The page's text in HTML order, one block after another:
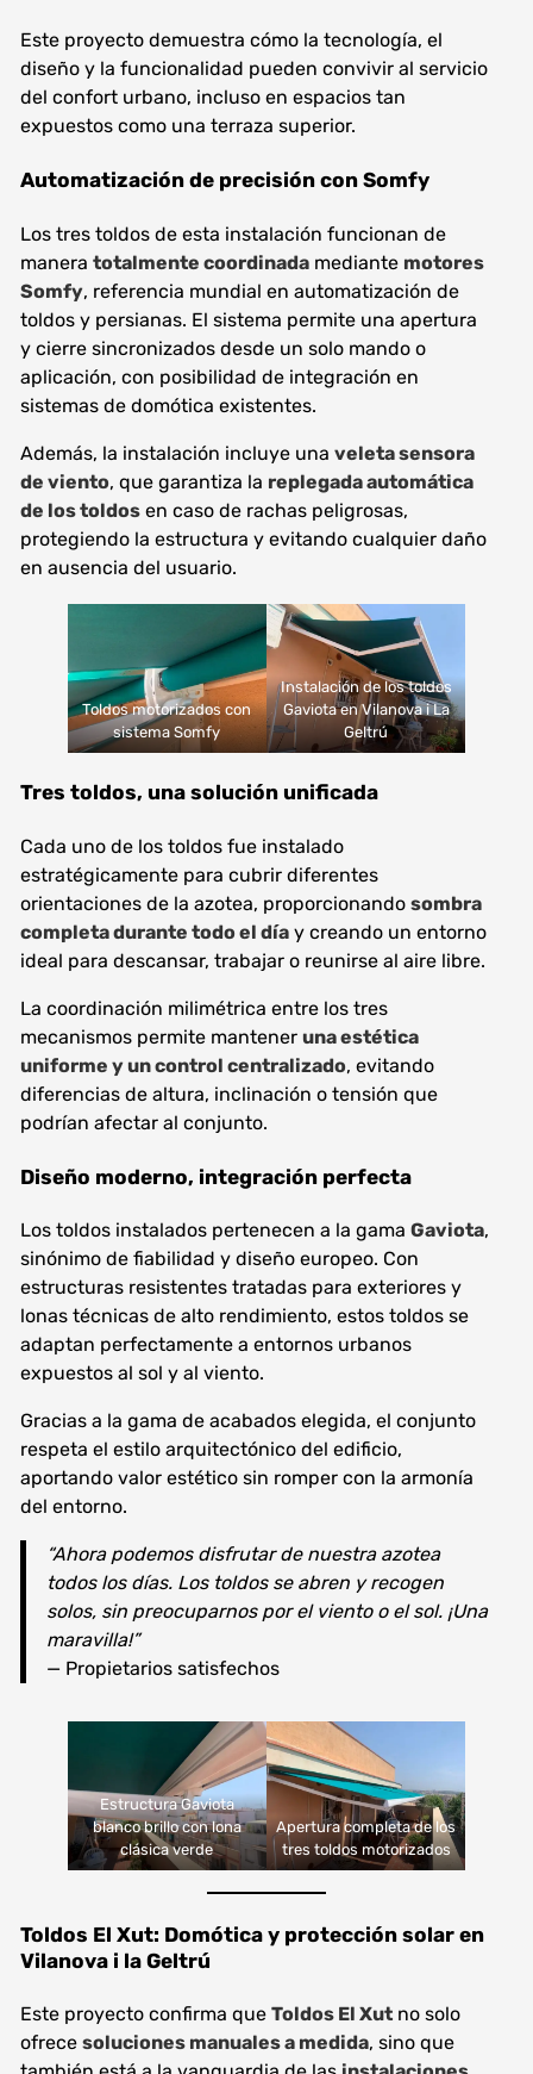
Este proyecto demuestra cómo la tecnología, el
diseño y la funcionalidad pueden convivir al servicio
del confort urbano, incluso en espacios tan
expuestos como una terraza superior.
Automatización de precisión con Somfy
Los tres toldos de esta instalación funcionan de
manera totalmente coordinadamediante motores
Somfy, referencia mundial en automatización de
toldos y persianas. El sistema permite una apertura
y cierre sincronizados desde un solo mando o
aplicación, con posibilidad de integración en
sistemas de domótica existentes.
Además, la instalación incluye una veleta sensora
de viento, que garantiza la replegada automática
de los toldosen caso de rachas peligrosas,
protegiendo la estructura y evitando cualquier daño
en ausencia del usuario.
Toldos motorizados con
sistema Somfy
Instalación de los toldos
Gaviota en Vilanova i La
Geltrú
Tres toldos, una solución unificada
Cada uno de los toldos fue instalado
estratégicamente para cubrir diferentes
orientaciones de la azotea, proporcionando sombra
completa durante todo el díay creando un entorno
ideal para descansar, trabajar o reunirse al aire libre.
La coordinación milimétrica entre los tres
mecanismos permite mantener una estética
uniforme y un control centralizado, evitando
diferencias de altura, inclinación o tensión que
podrían afectar al conjunto.
Diseño moderno, integración perfecta
Los toldos instalados pertenecen a la gama Gaviota,
sinónimo de fiabilidad y diseño europeo. Con
estructuras resistentes tratadas para exteriores y
lonas técnicas de alto rendimiento, estos toldos se
adaptan perfectamente a entornos urbanos
expuestos al sol y al viento.
Gracias a la gama de acabados elegida, el conjunto
respeta el estilo arquitectónico del edificio,
aportando valor estético sin romper con la armonía
del entorno.
“Ahora podemos disfrutar de nuestra azotea
todos los días. Los toldos se abren y recogen
solos, sin preocuparnos por el viento o el sol. ¡Una
maravilla!”
— Propietarios satisfechos
Estructura Gaviota
blanco brillo con lona
clásica verde
Apertura completa de los
tres toldos motorizados
Toldos El Xut: Domótica y protección solar en
Vilanova i la Geltrú
Este proyecto confirma que Toldos El Xutno solo
ofrece soluciones manuales a medida, sino que